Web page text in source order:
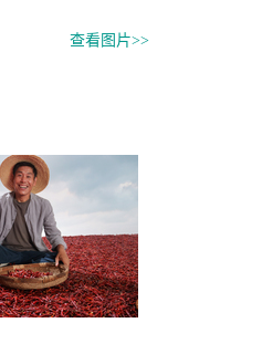
查看图片>>